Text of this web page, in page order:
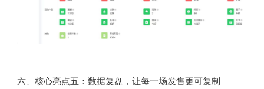
六、核心亮点五：数据复盘，让每一场发售更可复制